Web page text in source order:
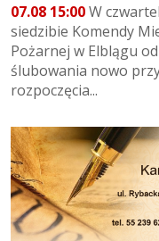
07.08 15:00W
siedzibie Komendy
Pożarnej w Elblągu
ślubowania nowo
rozpoczęcia...